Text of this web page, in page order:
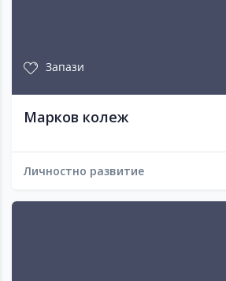
Запази
Марков колеж
Личностно развитие